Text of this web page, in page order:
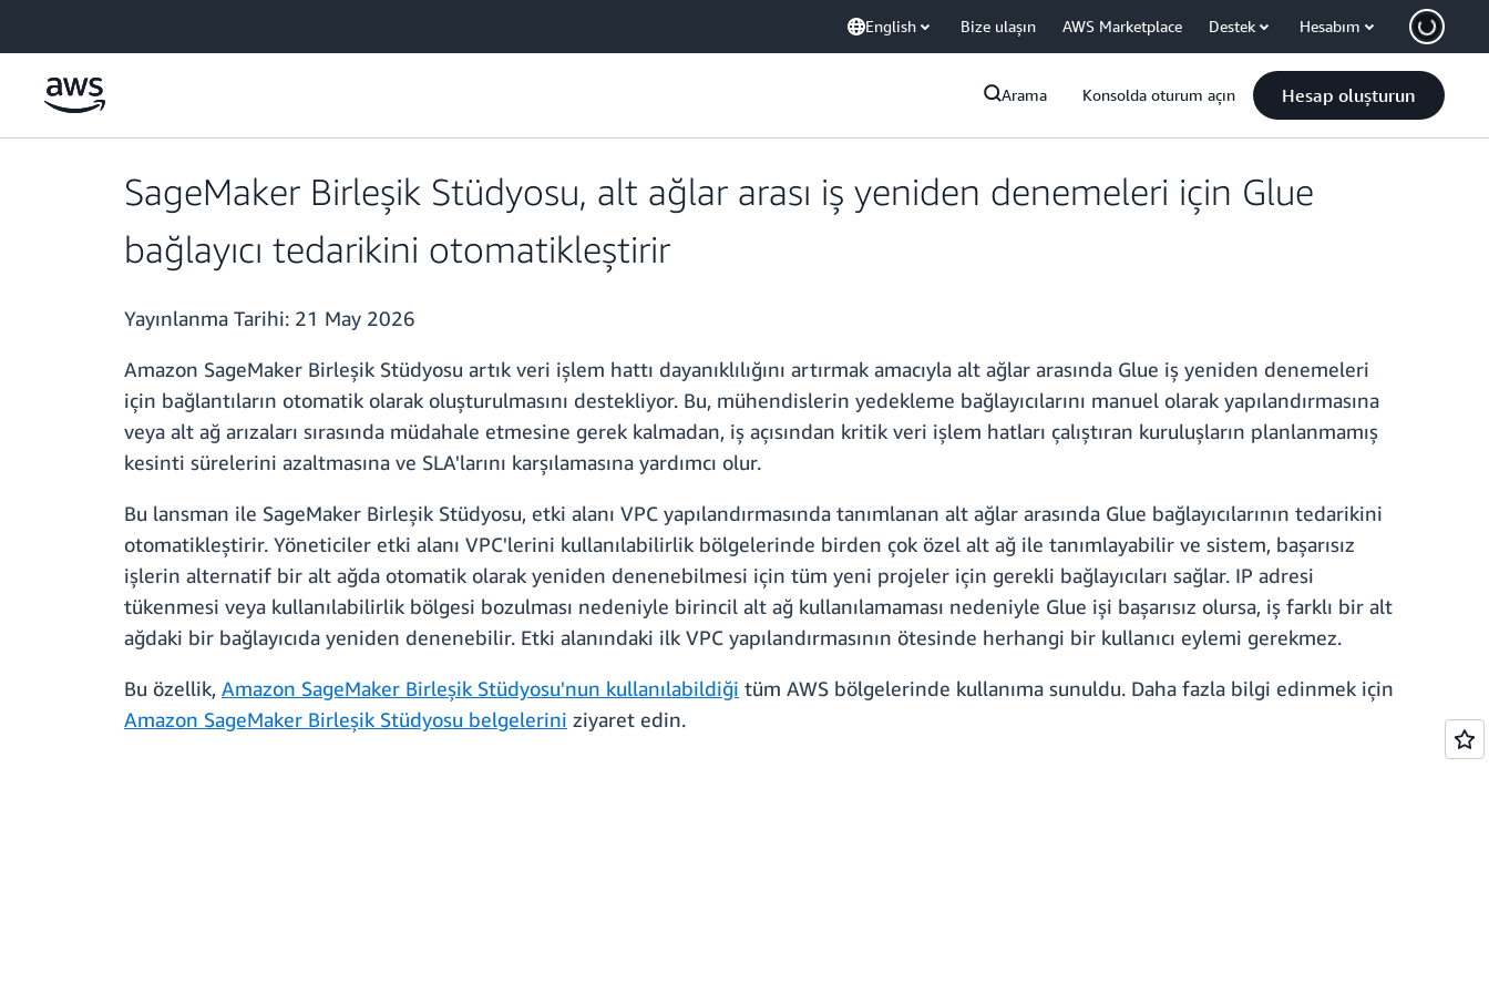
English Bize ulaşın AWS Marketplace Destek Hesabım
Arama Konsolda oturum açın Hesap oluşturun
SageMaker Birleşik Stüdyosu, alt ağlar arası iş yeniden denemeleri için Glue
bağlayıcı tedarikini otomatikleştirir
Yayınlanma Tarihi: 21 May 2026
Amazon SageMaker Birleşik Stüdyosu artık veri işlem hattı dayanıklılığını artırmak amacıyla alt ağlar arasında Glue iş yeniden denemeleri
için bağlantıların otomatik olarak oluşturulmasını destekliyor. Bu, mühendislerin yedekleme bağlayıcılarını manuel olarak yapılandırmasına
veya alt ağ arızaları sırasında müdahale etmesine gerek kalmadan, iş açısından kritik veri işlem hatları çalıştıran kuruluşların planlanmamış
kesinti sürelerini azaltmasına ve SLA'larını karşılamasına yardımcı olur.
Bu lansman ile SageMaker Birleşik Stüdyosu, etki alanı VPC yapılandırmasında tanımlanan alt ağlar arasında Glue bağlayıcılarının tedarikini
otomatikleştirir. Yöneticiler etki alanı VPC'lerini kullanılabilirlik bölgelerinde birden çok özel alt ağ ile tanımlayabilir ve sistem, başarısız
işlerin alternatif bir alt ağda otomatik olarak yeniden denenebilmesi için tüm yeni projeler için gerekli bağlayıcıları sağlar. IP adresi
tükenmesi veya kullanılabilirlik bölgesi bozulması nedeniyle birincil alt ağ kullanılamaması nedeniyle Glue işi başarısız olursa, iş farklı bir alt
ağdaki bir bağlayıcıda yeniden denenebilir. Etki alanındaki ilk VPC yapılandırmasının ötesinde herhangi bir kullanıcı eylemi gerekmez.
Bu özellik, Amazon SageMaker Birleşik Stüdyosu'nun kullanılabildiği tüm AWS bölgelerinde kullanıma sunuldu. Daha fazla bilgi edinmek için
Amazon SageMaker Birleşik Stüdyosu belgelerini ziyaret edin.